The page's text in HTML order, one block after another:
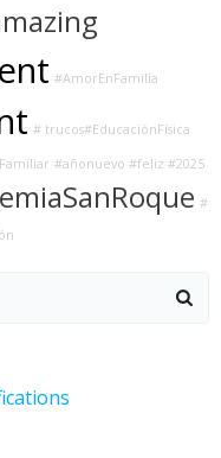
#AmorEnFamilia
# trucos#EducaciónFísica
#añonuevo #feliz #2025
#